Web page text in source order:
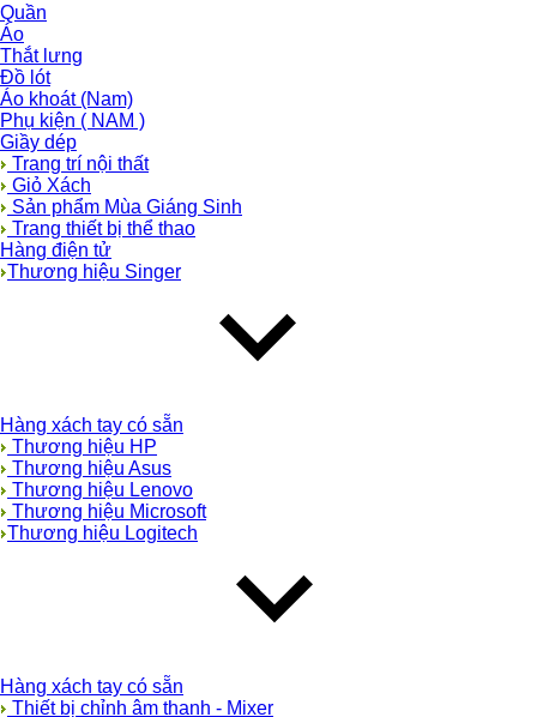
Quần
Áo
Thắt lưng
Đồ lót
Áo khoát (Nam)
Phụ kiện ( NAM )
Giầy dép
Trang trí nội thất
Giỏ Xách
Sản phẩm Mùa Giáng Sinh
Trang thiết bị thể thao
Hàng điện tử
Thương hiệu Singer
Hàng xách tay có sẵn
Thương hiệu HP
Thương hiệu Asus
Thương hiệu Lenovo
Thương hiệu Microsoft
Thương hiệu Logitech
Hàng xách tay có sẵn
Thiết bị chỉnh âm thanh - Mixer